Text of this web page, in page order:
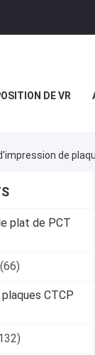
DE VR
de
plat de PCT
(66)
CTCP